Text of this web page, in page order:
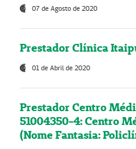
07 de Agosto de 2020
Prestador Clínica
01 de Abril de 2020
Prestador Centro
51004350-4: Centro
(Nome Fantasia: